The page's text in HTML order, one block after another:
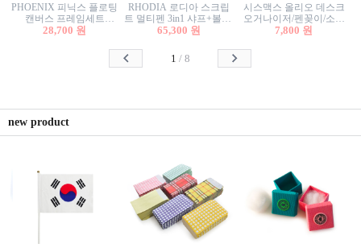
PHOENIX 피닉스 플로팅
캔버스 프레임세트
50x50cm/액자캔버스/인테
28,700 원
RHODIA 로디아 스크립
트 멀티펜 3in1 샤프+볼펜/
무광택 알루미늄 육각배
65,300 원
시스맥스 올리오 데스크
오거나이저/펜꽂이/소품
꽂이/소품함/정리함/수납
7,800 원
1 / 8
new product